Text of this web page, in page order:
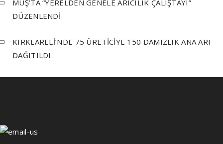
MUŞ’TA “YERELDEN GENELE ARICILIK ÇALIŞTAYI”
DÜZENLENDİ
KIRKLARELİ’NDE 75 ÜRETİCİYE 150 DAMIZLIK ANA ARI
DAĞITILDI